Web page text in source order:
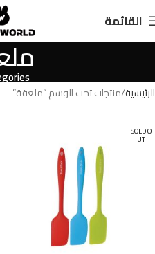
القائمة
الرئيسية منتجات تحت الوسم “ملعقة”
SOLD O
UT